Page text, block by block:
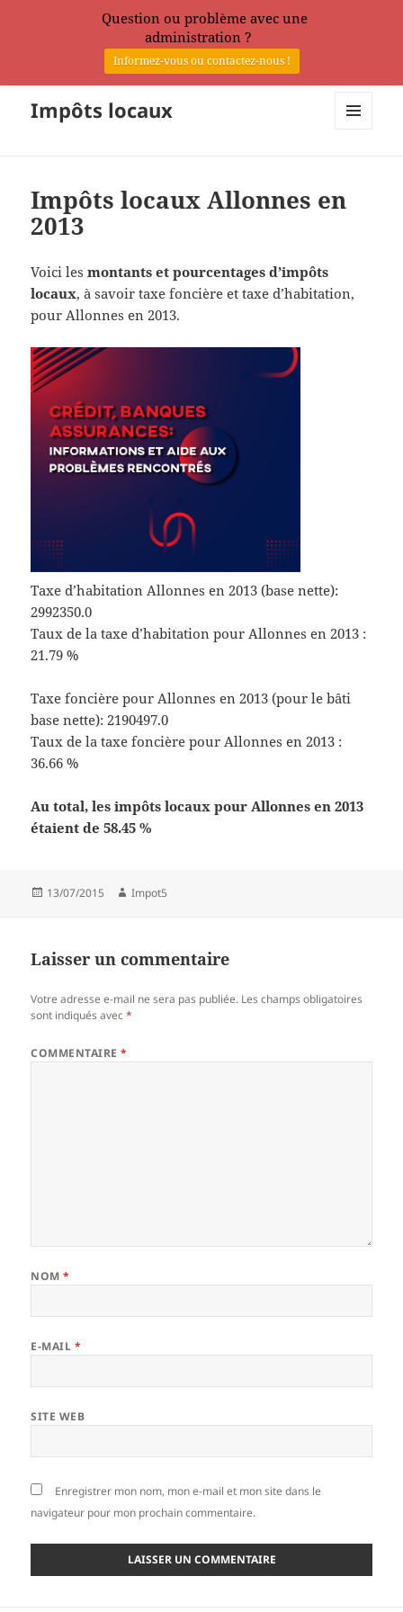
Impôts locaux
Impôts locaux Allonnes en
2013
Voici lesmontants et pourcentages d’impôts
locaux, à savoir taxe foncière et taxe d’habitation,
pour Allonnes en 2013.
Taxe d’habitation Allonnes en 2013 (base nette):
2992350.0
Taux de la taxe d’habitation pour Allonnes en 2013 :
21.79 %
Taxe foncière pour Allonnes en 2013 (pour le bâti
base nette): 2190497.0
Taux de la taxe foncière pour Allonnes en 2013 :
36.66 %
Au total, les impôts locaux pour Allonnes en 2013
étaient de 58.45 %
Publié
13/07/2015 Auteur
Impot5
Laisser un commentaire
Votre adresse e-mail ne sera pas publiée. Les champs obligatoires
sont indiqués avec*
COMMENTAIRE*
NOM*
E-MAIL *
SITE WEB
Enregistrer mon nom, mon e-mail et mon site dans le
navigateur pour mon prochain commentaire.
Question ou problème avec une
administration ?
Informez-vous ou contactez-nous !